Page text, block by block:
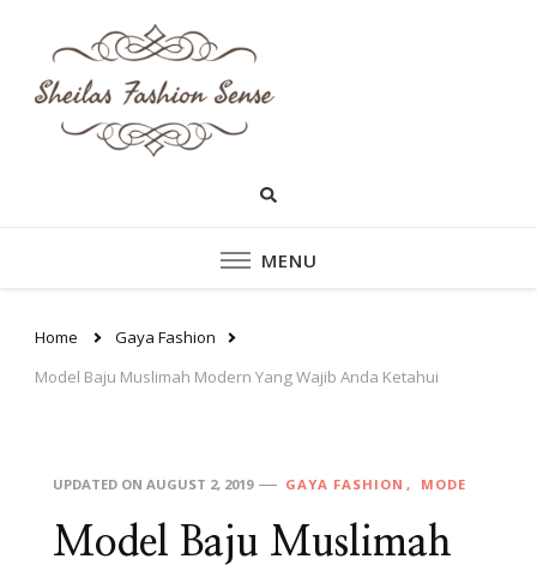
Style dan fashion
MENU
Home
Gaya Fashion
Model Baju Muslimah Modern Yang Wajib Anda Ketahui
UPDATED ON AUGUST 2, 2019 GAYA FASHION MODE
Model Baju Muslimah